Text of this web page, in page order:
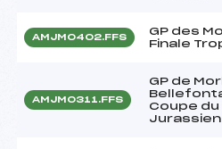
AMJM0402.FFS
GP des
Finale
AMJM0311.FFS
GP de
Coupe du
Jurassien